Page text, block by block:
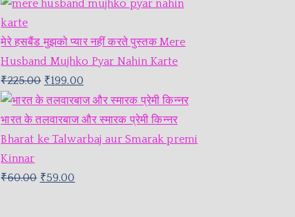
मेरे हसबैंड मुझको प्यार नहीं करते पुस्तक Mere
Husband Mujhko Pyar Nahin Karte
₹225.00 ₹199.00
भारत के तलवारबाज और स्मारक प्रेमी किन्नर
Bharat ke Talwarbaj aur Smarak premi
Kinnar
₹60.00 ₹59.00